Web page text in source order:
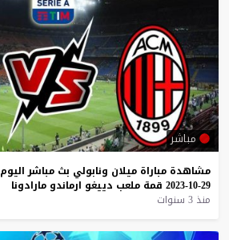
مباشر
مشاهدة مباراة ميلان ونابولي بث مباشر اليوم
29-10-2023
قمة ملعب دييغو ارماندو مارادونا
منذ 3 سنوات